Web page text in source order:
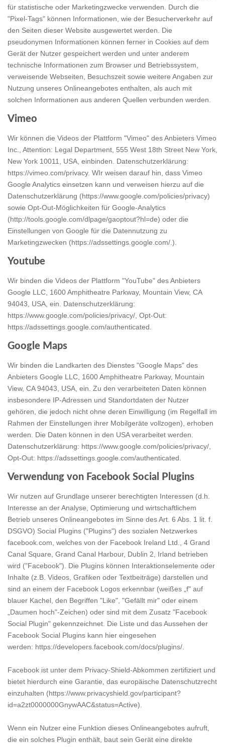
für statistische oder Marketingzwecke verwenden. Durch die
"Pixel-Tags" können Informationen, wie der Besucherverkehr auf
den Seiten dieser Website ausgewertet werden. Die
pseudonymen Informationen können ferner in Cookies auf dem
Gerät der Nutzer gespeichert werden und unter anderem
technische Informationen zum Browser und Betriebssystem,
verweisende Webseiten, Besuchszeit sowie weitere Angaben zur
Nutzung unseres Onlineangebotes enthalten, als auch mit
solchen Informationen aus anderen Quellen verbunden werden.
Vimeo
Wir können die Videos der Plattform "Vimeo" des Anbieters Vimeo
Inc., Attention: Legal Department, 555 West 18th Street New York,
New York 10011, USA, einbinden. Datenschutzerklärung:
https://vimeo.com/privacy. WIr weisen darauf hin, dass Vimeo
Google Analytics einsetzen kann und verweisen hierzu auf die
Datenschutzerklärung (https://www.google.com/policies/privacy)
sowie Opt-Out-Möglichkeiten für Google-Analytics
(http://tools.google.com/dlpage/gaoptout?hl=de) oder die
Einstellungen von Google für die Datennutzung zu
Marketingzwecken (https://adssettings.google.com/. ).
Youtube
Wir binden die Videos der Plattform "YouTube" des Anbieters
Google LLC, 1600 Amphitheatre Parkway, Mountain View, CA
94043, USA, ein. Datenschutzerklärung:
https://www.google.com/policies/privacy/ , Opt-Out:
https://adssettings.google.com/authenticated
Google Maps
Wir binden die Landkarten des Dienstes "Google Maps" des
Anbieters Google LLC, 1600 Amphitheatre Parkway, Mountain
View, CA 94043, USA, ein. Zu den verarbeiteten Daten können
insbesondere IP-Adressen und Standortdaten der Nutzer
gehören, die jedoch nicht ohne deren Einwilligung (im Regelfall im
Rahmen der Einstellungen ihrer Mobilgeräte vollzogen), erhoben
werden. Die Daten können in den USA verarbeitet werden.
Datenschutzerklärung: https://www.google.com/policies/privacy/
Opt-Out: https://adssettings.google.com/authenticated
Verwendung von Facebook Social Plugins
Wir nutzen auf Grundlage unserer berechtigten Interessen (d.h.
Interesse an der Analyse, Optimierung und wirtschaftlichem
Betrieb unseres Onlineangebotes im Sinne des Art. 6 Abs. 1 lit. f.
DSGVO) Social Plugins ("Plugins") des sozialen Netzwerkes
facebook.com, welches von der Facebook Ireland Ltd., 4 Grand
Canal Square, Grand Canal Harbour, Dublin 2, Irland betrieben
wird ("Facebook"). Die Plugins können Interaktionselemente oder
Inhalte (z.B. Videos, Grafiken oder Textbeiträge) darstellen und
sind an einem der Facebook Logos erkennbar (weißes „f" auf
blauer Kachel, den Begriffen "Like", "Gefällt mir" oder einem
„Daumen hoch"-Zeichen) oder sind mit dem Zusatz "Facebook
Social Plugin" gekennzeichnet. Die Liste und das Aussehen der
Facebook Social Plugins kann hier eingesehen
werden: https://developers.facebook.com/docs/plugins/
Facebook ist unter dem Privacy-Shield-Abkommen zertifiziert und
bietet hierdurch eine Garantie, das europäische Datenschutzrecht
einzuhalten (https://www.privacyshield.gov/participant?
id=a2zt0000000GnywAAC&status=Active).
Wenn ein Nutzer eine Funktion dieses Onlineangebotes aufruft,
die ein solches Plugin enthält, baut sein Gerät eine direkte